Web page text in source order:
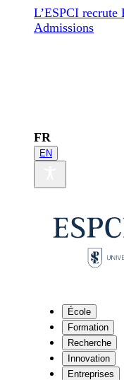
L’ESPCI recrute
Admissions
FR
EN
École
Formation
Recherche
Innovation
Entreprises